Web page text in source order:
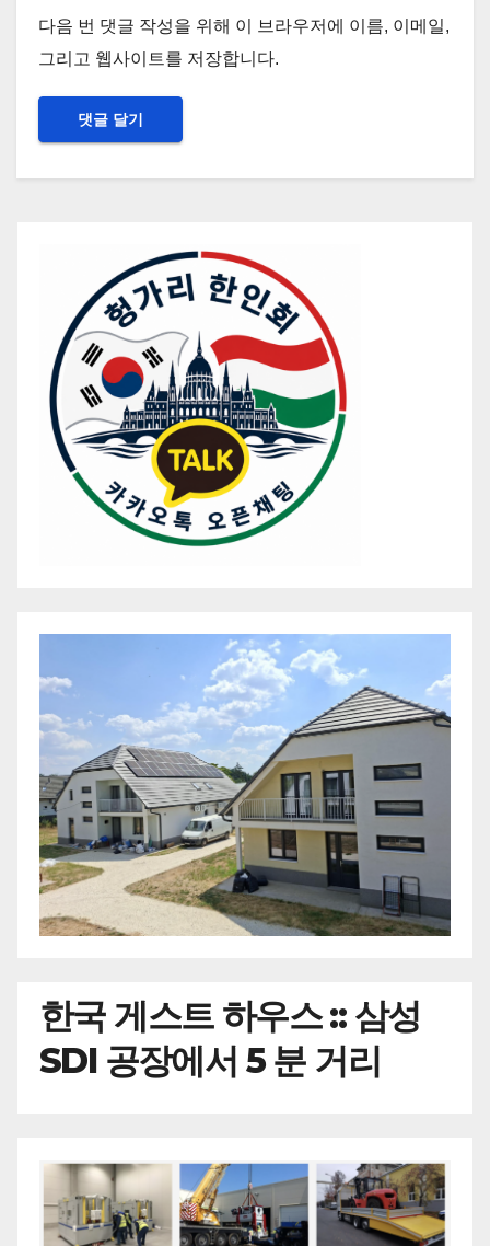
다음 번 댓글 작성을 위해 이 브라우저에 이름, 이메일,
그리고 웹사이트를 저장합니다.
한국 게스트 하우스 :: 삼성
SDI 공장에서 5 분 거리